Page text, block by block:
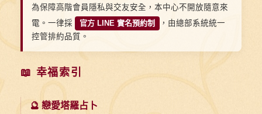
為保障高階會員隱私與交友安全，本中心不開放隨意來
電。一律採
官方 LINE 實名預約制
，由總部系統統一
控管排約品質。
📖 幸福索引
🔮 戀愛塔羅占卜